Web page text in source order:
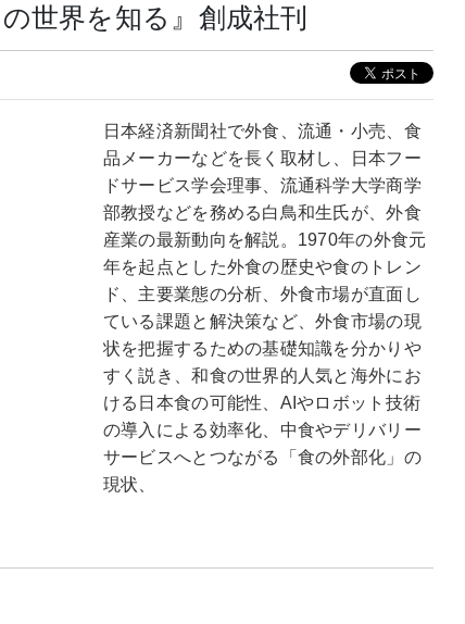
世界を知る』創成社刊
日本経済新聞社で外食、流通・小売、食
品メーカーなどを長く取材し、日本フー
ドサービス学会理事、流通科学大学商学
部教授などを務める白鳥和生氏が、外食
産業の最新動向を解説。1970年の外食元
年を起点とした外食の歴史や食のトレン
ド、主要業態の分析、外食市場が直面し
ている課題と解決策など、外食市場の現
状を把握するための基礎知識を分かりや
すく説き、和食の世界的人気と海外にお
ける日本食の可能性、AIやロボット技術
の導入による効率化、中食やデリバリー
サービスへとつながる「食の外部化」の
現状、